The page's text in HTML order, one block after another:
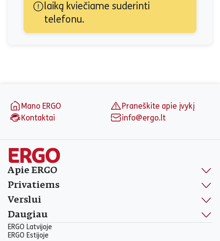
laiką kviečiame suderinti
telefonu.
Mano ERGO
Praneškite apie įvykį
Kontaktai
info@ergo.lt
Apie ERGO
Privatiems
Verslui
Daugiau
ERGO Latvijoje
ERGO Estijoje